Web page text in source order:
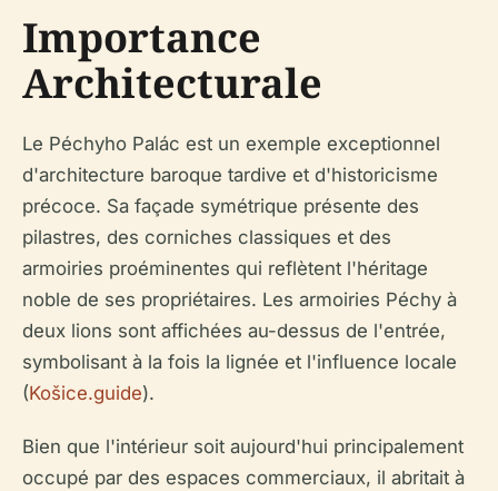
Importance
Architecturale
Le Péchyho Palác est un exemple exceptionnel
d'architecture baroque tardive et d'historicisme
précoce. Sa façade symétrique présente des
pilastres, des corniches classiques et des
armoiries proéminentes qui reflètent l'héritage
noble de ses propriétaires. Les armoiries Péchy à
deux lions sont affichées au-dessus de l'entrée,
symbolisant à la fois la lignée et l'influence locale
(Košice.guide).
Bien que l'intérieur soit aujourd'hui principalement
occupé par des espaces commerciaux, il abritait à